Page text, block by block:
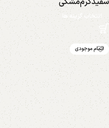
انتخاب گزینه ها
اتمام موجودی